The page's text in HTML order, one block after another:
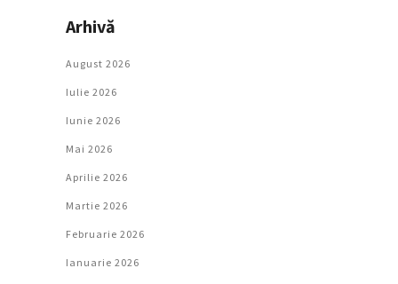
Arhivă
August 2026
Iulie 2026
Iunie 2026
Mai 2026
Aprilie 2026
Martie 2026
Februarie 2026
Ianuarie 2026